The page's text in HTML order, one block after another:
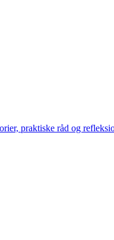
praktiske råd og